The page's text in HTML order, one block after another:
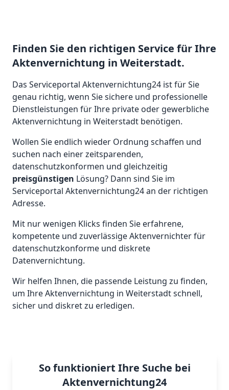
Finden Sie den richtigen Service für Ihre
Aktenvernichtung in Weiterstadt.
Das Serviceportal Aktenvernichtung24 ist für Sie
genau richtig, wenn Sie sichere und professionelle
Dienstleistungen für Ihre private oder gewerbliche
Aktenvernichtung in Weiterstadt benötigen.
Wollen Sie endlich wieder Ordnung schaffen und
suchen nach einer zeitsparenden,
datenschutzkonformen und gleichzeitig
preisgünstigen Lösung? Dann sind Sie im
Serviceportal Aktenvernichtung24 an der richtigen
Adresse.
Mit nur wenigen Klicks finden Sie erfahrene,
kompetente und zuverlässige Aktenvernichter für
datenschutzkonforme und diskrete
Datenvernichtung.
Wir helfen Ihnen, die passende Leistung zu finden,
um Ihre Aktenvernichtung in Weiterstadt schnell,
sicher und diskret zu erledigen.
So funktioniert Ihre Suche bei
Aktenvernichtung24